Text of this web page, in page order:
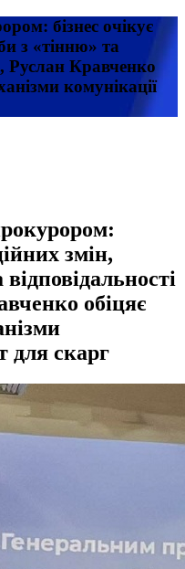
бізнес очікує
з «тінню» та
Руслан Кравченко
комунікації
змін,
обіцяє
для скарг